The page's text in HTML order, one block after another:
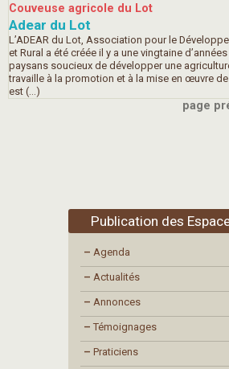
Couveuse agricole du Lot
Adear du Lot
L’ADEAR du Lot, Association pour le
et Rural a été créée il y a une vingtaine
paysans soucieux de développer une
travaille à la promotion et à la mise en œuvre de
est (…)
page
Publication des
– Agenda
– Actualités
– Annonces
– Témoignages
– Praticiens